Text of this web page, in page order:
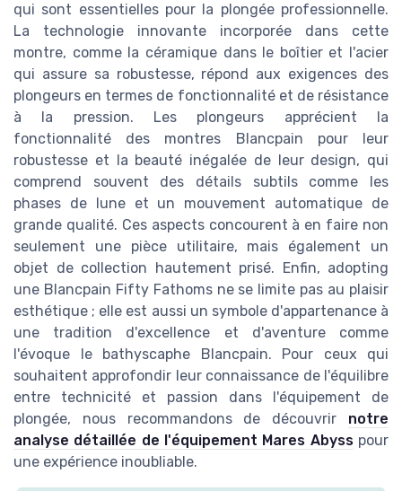
qui sont essentielles pour la plongée professionnelle.
La technologie innovante incorporée dans cette
montre, comme la céramique dans le boîtier et l'acier
qui assure sa robustesse, répond aux exigences des
plongeurs en termes de fonctionnalité et de résistance
à la pression. Les plongeurs apprécient la
fonctionnalité des montres Blancpain pour leur
robustesse et la beauté inégalée de leur design, qui
comprend souvent des détails subtils comme les
phases de lune et un mouvement automatique de
grande qualité. Ces aspects concourent à en faire non
seulement une pièce utilitaire, mais également un
objet de collection hautement prisé. Enfin, adopting
une Blancpain Fifty Fathoms ne se limite pas au plaisir
esthétique ; elle est aussi un symbole d'appartenance à
une tradition d'excellence et d'aventure comme
l'évoque le bathyscaphe Blancpain. Pour ceux qui
souhaitent approfondir leur connaissance de l'équilibre
entre technicité et passion dans l'équipement de
plongée, nous recommandons de découvrir notre
analyse détaillée de l'équipement Mares Abysspour
une expérience inoubliable.